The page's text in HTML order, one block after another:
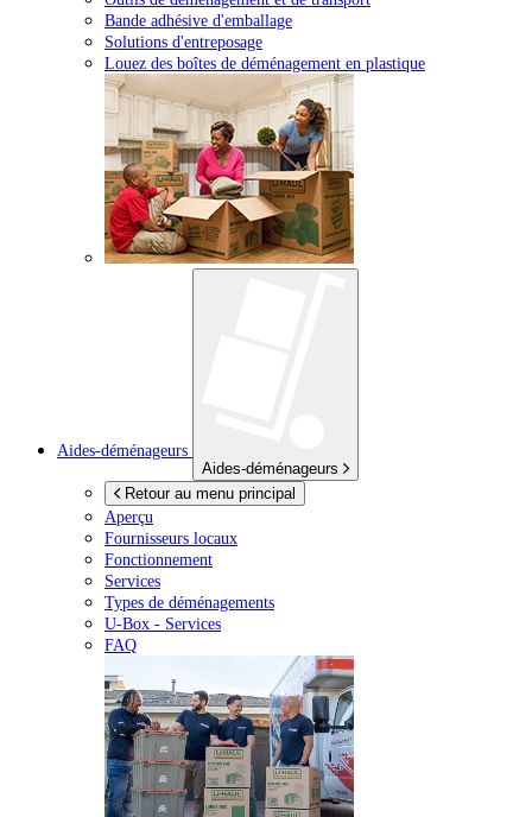
Bande adhésive d'emballage
Solutions d'entreposage
Louez des boîtes de déménagement en plastique
Aides-déménageurs
Aides-déménageurs
Retour au menu principal
Aperçu
Fournisseurs locaux
Fonctionnement
Services
Types de déménagements
U-Box - Services
FAQ